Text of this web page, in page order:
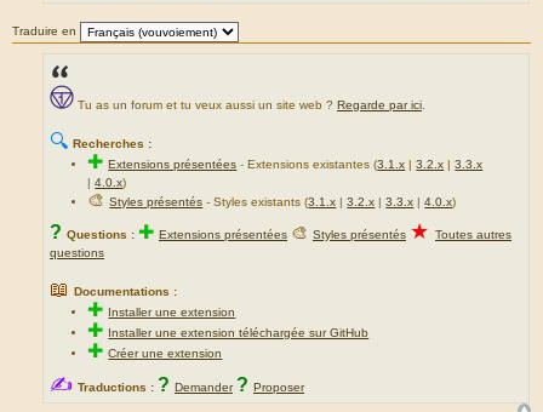
Traduire en
Tu as un forum et tu veux aussi un site web ? Regarde par ici
🔍 Recherches :
✚Extensions présentées -Extensions existantes (3.1.x |3.2.x |3.3.x
|4.0.x)
🎨Styles présentés - Styles existants (3.1.x |3.2.x |3.3.x |4.0.x)
? Questions : ✚ Extensions présentées 🎨 Styles présentés ★ Toutes autres
questions
📖 Documentations :
✚ Installer une extension
✚ Installer une extension téléchargée sur GitHub
✚Créer une extension
✍ Traductions : ? Demander ? Proposer